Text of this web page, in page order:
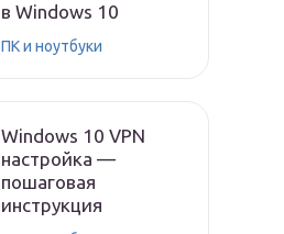
в Windows 10
ПК и ноутбуки
Windows 10 VPN
настройка —
пошаговая
инструкция